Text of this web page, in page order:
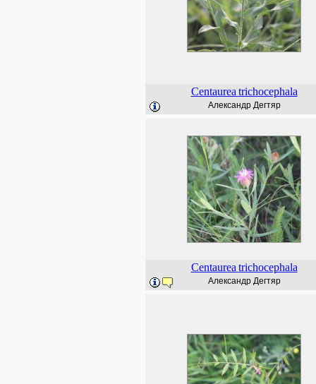
Centaurea trichocephala
Александр Дегтяр
Centaurea trichocephala
Александр Дегтяр